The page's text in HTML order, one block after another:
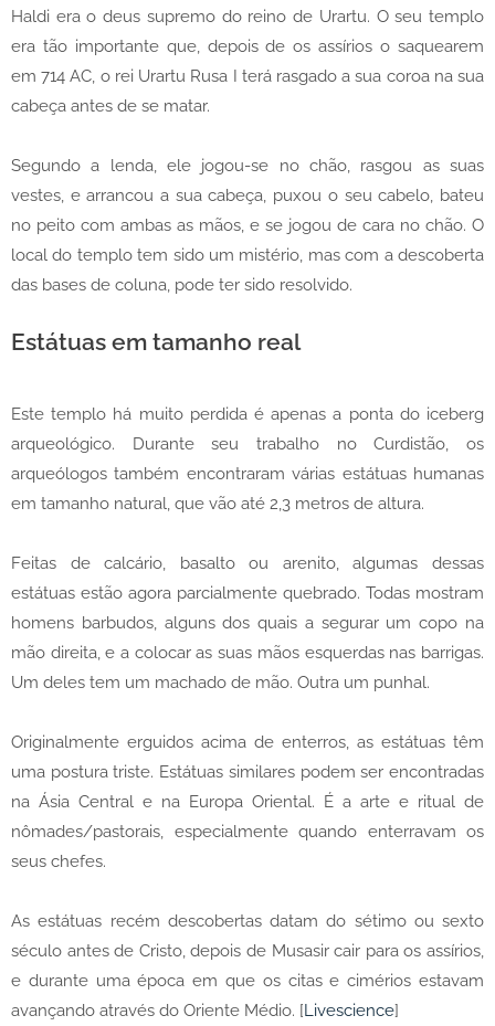
Haldi era o deus supremo do reino de Urartu. O seu templo
era tão importante que, depois de os assírios o saquearem
em 714 AC, o rei Urartu Rusa I terá rasgado a sua coroa na sua
cabeça antes de se matar.
Segundo a lenda, ele jogou-se no chão, rasgou as suas
vestes, e arrancou a sua cabeça, puxou o seu cabelo, bateu
no peito com ambas as mãos, e se jogou de cara no chão. O
local do templo tem sido um mistério, mas com a descoberta
das bases de coluna, pode ter sido resolvido.
Estátuas em tamanho real
Este templo há muito perdida é apenas a ponta do iceberg
arqueológico. Durante seu trabalho no Curdistão, os
arqueólogos também encontraram várias estátuas humanas
em tamanho natural, que vão até 2,3 metros de altura.
Feitas de calcário, basalto ou arenito, algumas dessas
estátuas estão agora parcialmente quebrado. Todas mostram
homens barbudos, alguns dos quais a segurar um copo na
mão direita, e a colocar as suas mãos esquerdas nas barrigas.
Um deles tem um machado de mão. Outra um punhal.
Originalmente erguidos acima de enterros, as estátuas têm
uma postura triste. Estátuas similares podem ser encontradas
na Ásia Central e na Europa Oriental. É a arte e ritual de
nômades/pastorais, especialmente quando enterravam os
seus chefes.
As estátuas recém descobertas datam do sétimo ou sexto
século antes de Cristo, depois de Musasir cair para os assírios,
e durante uma época em que os citas e cimérios estavam
avançando através do Oriente Médio. [Livescience]